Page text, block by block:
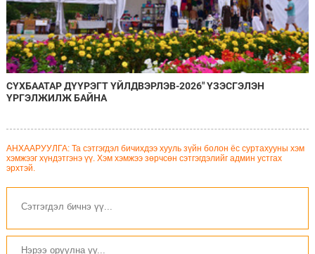
СҮХБААТАР ДҮҮРЭГТ ҮЙЛДВЭРЛЭВ-2026" ҮЗЭСГЭЛЭН
ҮРГЭЛЖИЛЖ БАЙНА
АНХААРУУЛГА: Та сэтгэгдэл бичихдээ хууль зүйн болон ёс суртахууны хэм
хэмжээг хүндэтгэнэ үү. Хэм хэмжээ зөрчсөн сэтгэгдэлийг админ устгах
эрхтэй.